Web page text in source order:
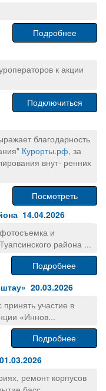
Подробнее
к акции
Подключиться
благодарность
Курорты.рф, за
внут- ренних
Посмотреть
14.04.2026
и
района ...
Подробнее
20.03.2026
участие в
«Иннов...
Подробнее
ремонт корпусов